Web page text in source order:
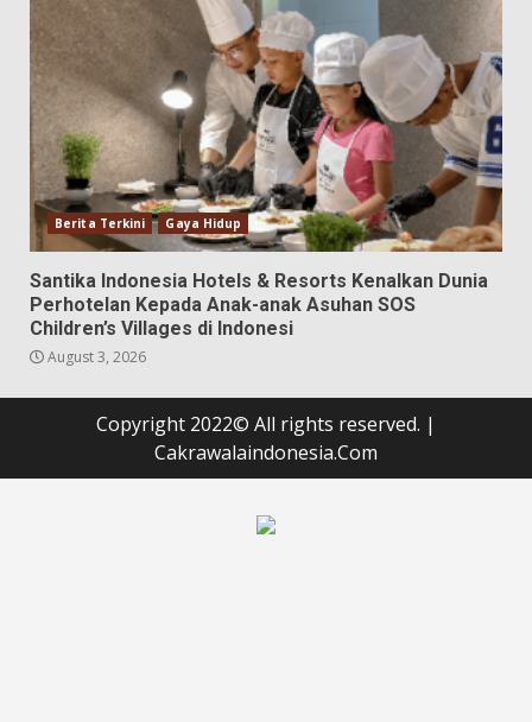
Berita Terkini Gaya Hidup
Santika Indonesia Hotels & Resorts Kenalkan Dunia
Perhotelan Kepada Anak-anak Asuhan SOS
Children’s Villages di Indonesi
August 3, 2026
Copyright 2022© All rights reserved. |
Cakrawalaindonesia.Com